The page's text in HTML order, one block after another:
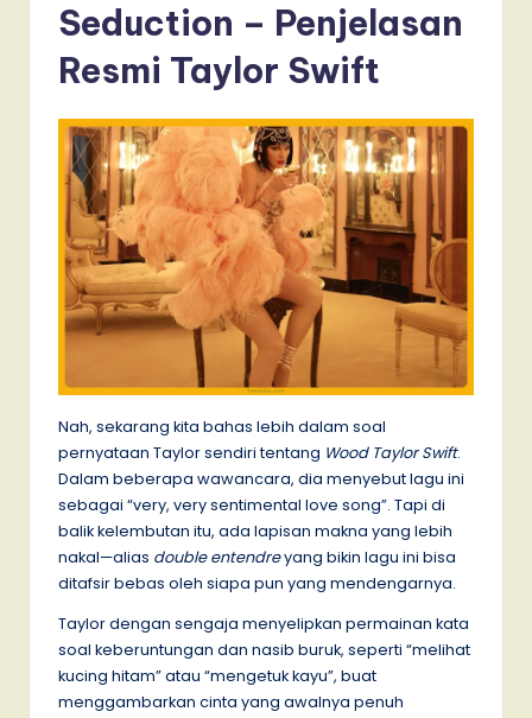
Seduction – Penjelasan
Resmi Taylor Swift
Nah, sekarang kita bahas lebih dalam soal
pernyataan Taylor sendiri tentang Wood Taylor Swift.
Dalam beberapa wawancara, dia menyebut lagu ini
sebagai “very, very sentimental love song”. Tapi di
balik kelembutan itu, ada lapisan makna yang lebih
nakal—alias double entendreyang bikin lagu ini bisa
ditafsir bebas oleh siapa pun yang mendengarnya.
Taylor dengan sengaja menyelipkan permainan kata
soal keberuntungan dan nasib buruk, seperti “melihat
kucing hitam” atau “mengetuk kayu”, buat
menggambarkan cinta yang awalnya penuh